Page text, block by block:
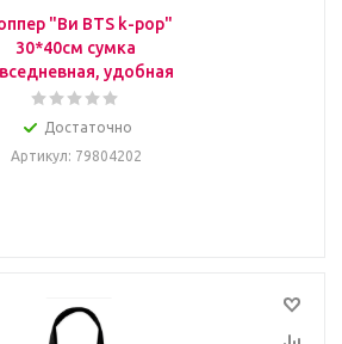
"Ви BTS k-pop"
30*40см сумка
удобная
Достаточно
Артикул: 79804202